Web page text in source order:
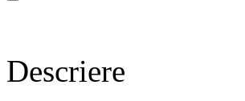
Descriere